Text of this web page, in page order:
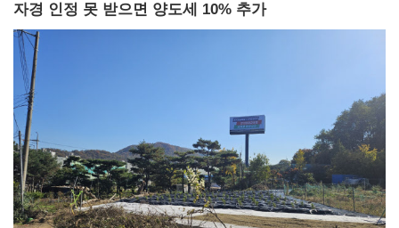
자경 인정 못 받으면 양도세 10% 추가